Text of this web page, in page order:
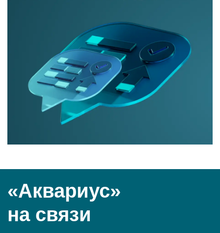
«Аквариус»
на связи